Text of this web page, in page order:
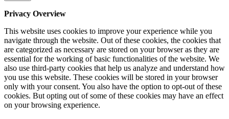
Privacy Overview
This website uses cookies to improve your experience while you
navigate through the website. Out of these cookies, the cookies that
are categorized as necessary are stored on your browser as they are
essential for the working of basic functionalities of the website. We
also use third-party cookies that help us analyze and understand how
you use this website. These cookies will be stored in your browser
only with your consent. You also have the option to opt-out of these
cookies. But opting out of some of these cookies may have an effect
on your browsing experience.